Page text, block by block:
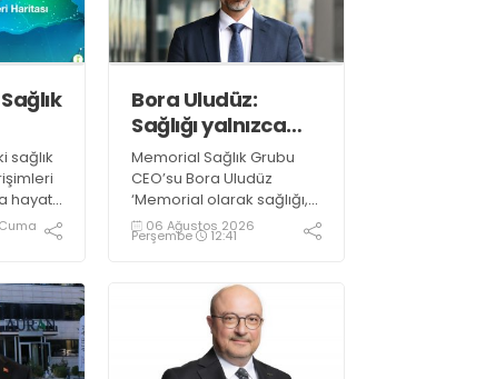
sağlık
hayata
Bora Uludüz:
Sağlığı yalnızca
hastalıkların
tedavisiyle sınırlı
görmüyoruz
Memorial Sağlık Grubu
CEO’su Bora Uludüz
‘Memorial olarak sağlığı,
yalnızca hastalıkların
tedavisiyle sınırlı
koruyucu sağlık bilincini
ve yaşam kalitesini
destekleyen her adımı bu
yaklaşımın ayrılmaz bir
parçası olarak
06 Ağustos 2026
Perşembe 12:41